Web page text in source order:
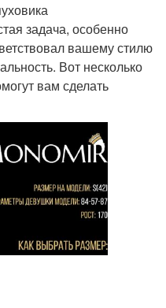
задача, особенно
вашему стилю
Вот несколько
вам сделать